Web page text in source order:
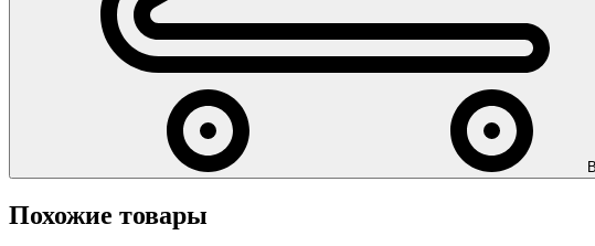
Похожие товары